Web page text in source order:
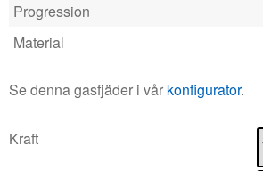
Progression
Material
Se denna gasfjäder i vår konfigurator.
Kraft